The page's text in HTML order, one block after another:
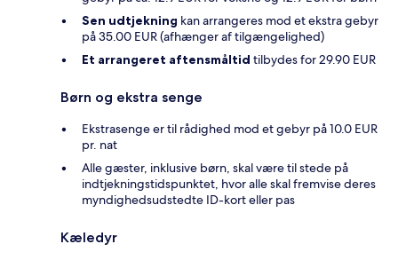
Sen udtjekning kan arrangeres mod et ekstra gebyr
på 35.00 EUR (afhænger af tilgængelighed)
Et arrangeret aftensmåltid tilbydes for 29.90 EUR
Børn og ekstra senge
Ekstrasenge er til rådighed mod et gebyr på 10.0 EUR
pr. nat
Alle gæster, inklusive børn, skal være til stede på
indtjekningstidspunktet, hvor alle skal fremvise deres
myndighedsudstedte ID-kort eller pas
Kæledyr